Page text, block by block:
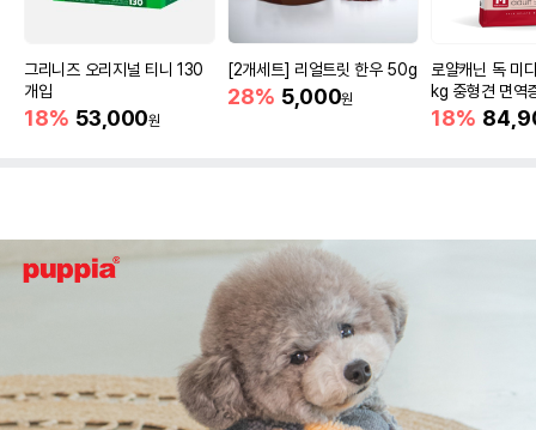
그리니즈 오리지널 티니 130
개입
18% 53,000원
[2개세트] 리얼트릿 한우 50g
28% 5,000원
로얄캐닌 독 미
kg 중형견 면역
18%